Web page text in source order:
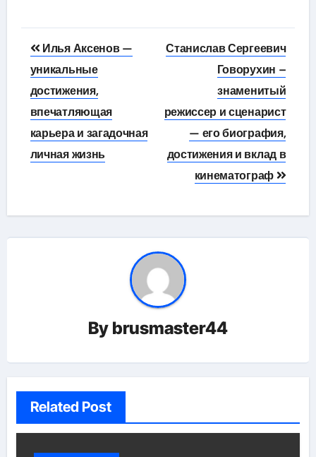
Навигация
по
записям
Илья Аксенов —
уникальные
достижения,
впечатляющая
карьера и загадочная
личная жизнь
Станислав Сергеевич
Говорухин –
знаменитый
режиссер и сценарист
— его биография,
достижения и вклад в
кинематограф
By brusmaster44
Related Post